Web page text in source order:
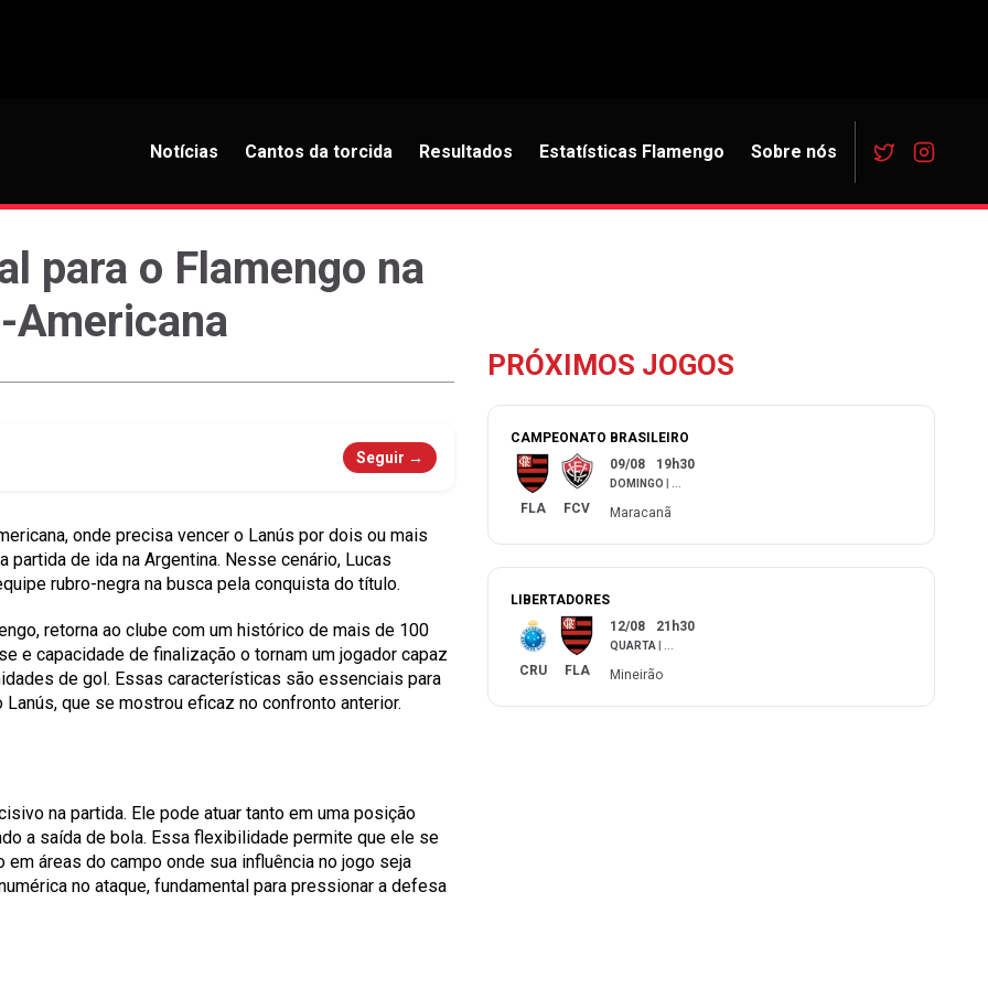
Notícias Cantos da torcida Resultados Estatísticas Flamengo Sobre nós
para o Flamengo na
Americana
Seguir →
onde precisa vencer o Lanús por dois ou mais
de ida na Argentina. Nesse cenário, Lucas
rubro-negra na busca pela conquista do título.
retorna ao clube com um histórico de mais de 100
e capacidade de finalização o tornam um jogador capaz
de gol. Essas características são essenciais para
que se mostrou eficaz no confronto anterior.
na partida. Ele pode atuar tanto em uma posição
a saída de bola. Essa flexibilidade permite que ele se
áreas do campo onde sua influência no jogo seja
no ataque, fundamental para pressionar a defesa
PRÓXIMOS JOGOS
CAMPEONATO BRASILEIRO
FLA FCV
09/08 19h30
DOMINGO
Maracanã
LIBERTADORES
CRU FLA
12/08 21h30
QUARTA
Mineirão